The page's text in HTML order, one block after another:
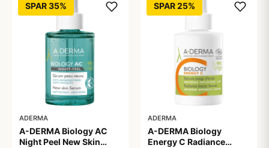
SPAR 35%
ADERMA
A-DERMA Biology AC
Night Peel New Skin
SPAR 25%
ADERMA
A-DERMA Biology
Energy C Radiance